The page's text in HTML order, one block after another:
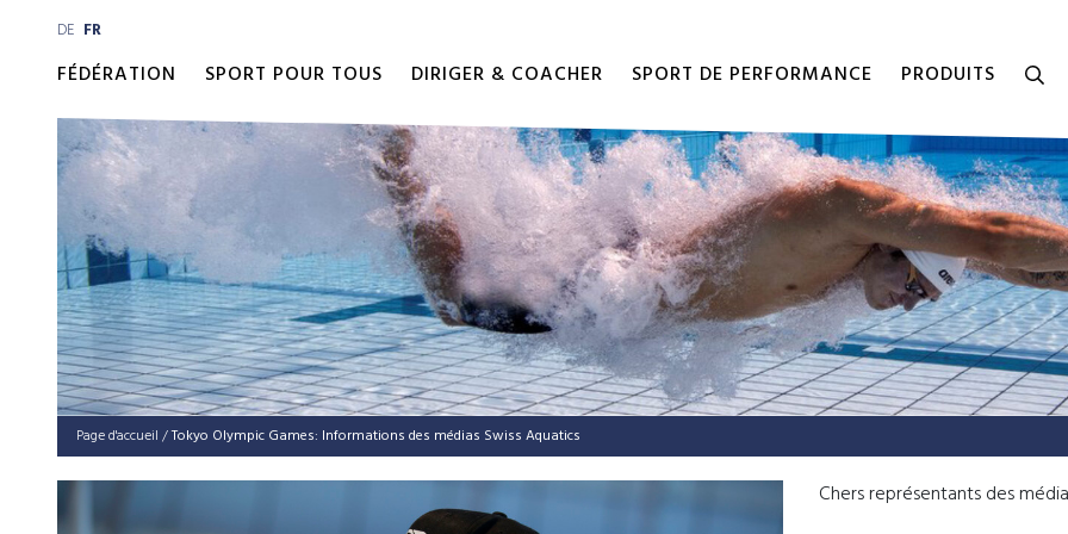
DE FR
FÉDÉRATION SPORT POUR TOUS DIRIGER & COACHER SPORT DE PERFORMANCE PRODUITS
Page d'accueil /Tokyo Olym­pic Games: Infor­ma­ti­ons des médi­as Swiss Aquatics
Chers représentants des